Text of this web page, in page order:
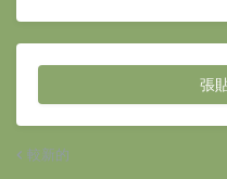
張
較新的